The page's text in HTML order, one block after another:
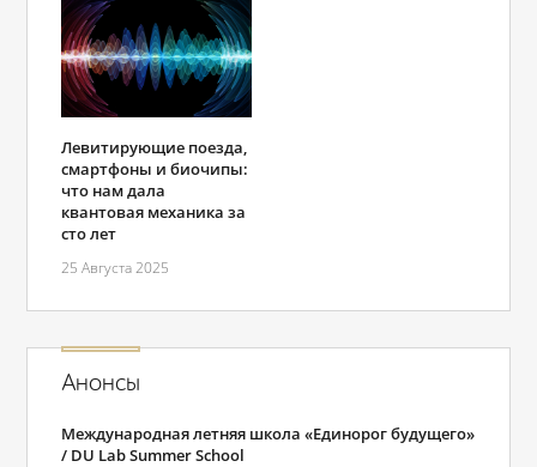
Левитирующие поезда,
смартфоны и биочипы:
что нам дала
квантовая механика за
сто лет
25 Августа 2025
Анонсы
Международная летняя школа «Единорог будущего»
/ DU Lab Summer School